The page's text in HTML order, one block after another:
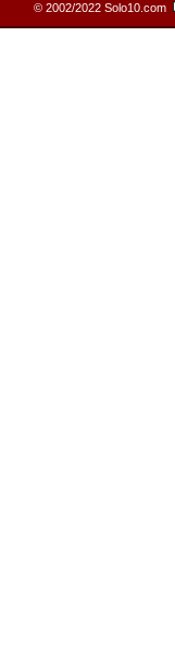
© 2002/2022 Solo10.com